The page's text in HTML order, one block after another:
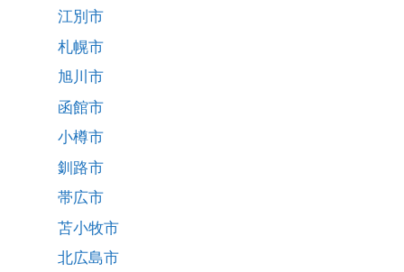
江別市
札幌市
旭川市
函館市
小樽市
釧路市
帯広市
苫小牧市
北広島市